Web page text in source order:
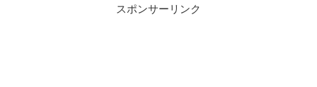
スポンサーリンク